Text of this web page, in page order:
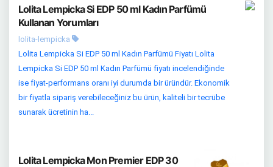
Lolita Lempicka Si EDP 50 ml Kadın Parfümü
Kullanan Yorumları
lolita-lempicka
Lolita Lempicka Si EDP 50 ml Kadın Parfümü Fiyatı Lolita
Lempicka Si EDP 50 ml Kadın Parfümü fiyatı incelendiğinde
ise fiyat-performans oranı iyi durumda bir üründür. Ekonomik
bir fiyatla sipariş verebileceğiniz bu ürün, kaliteli bir tecrübe
sunarak ücretinin ha...
Lolita Lempicka Mon Premier EDP 30